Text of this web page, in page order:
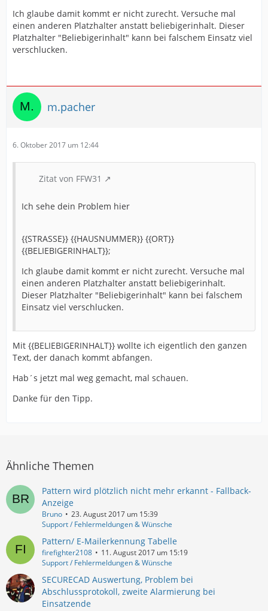
Ich glaube damit kommt er nicht zurecht. Versuche mal
einen anderen Platzhalter anstatt beliebigerinhalt. Dieser
Platzhalter "Beliebigerinhalt" kann bei falschem Einsatz viel
verschlucken.
m.pacher
6. Oktober 2017 um 12:44
Zitat von FFW31
Ich sehe dein Problem hier
{{STRASSE}} {{HAUSNUMMER}} {{ORT}}
{{BELIEBIGERINHALT}};
Ich glaube damit kommt er nicht zurecht. Versuche mal
einen anderen Platzhalter anstatt beliebigerinhalt.
Dieser Platzhalter "Beliebigerinhalt" kann bei falschem
Einsatz viel verschlucken.
Mit {{BELIEBIGERINHALT}} wollte ich eigentlich den ganzen
Text, der danach kommt abfangen.
Hab´s jetzt mal weg gemacht, mal schauen.
Danke für den Tipp.
Ähnliche Themen
Pattern wird plötzlich nicht mehr erkannt - Fallback-
Anzeige
Bruno
23. August 2017 um 15:39
Support / Fehlermeldungen & Wünsche
Pattern/ E-Mailerkennung Tabelle
firefighter2108
11. August 2017 um 15:19
Support / Fehlermeldungen & Wünsche
SECURECAD Auswertung, Problem bei
Abschlussprotokoll, zweite Alarmierung bei
Einsatzende